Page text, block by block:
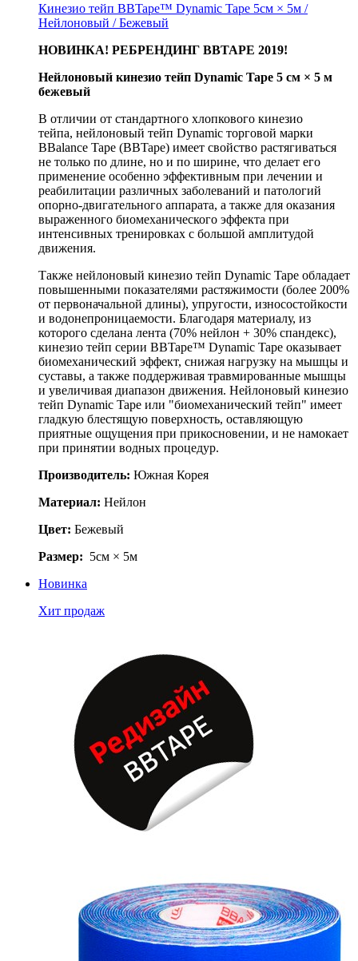
Кинезио тейп BBTape™ Dynamic Tape 5см × 5м /
Нейлоновый / Бежевый
НОВИНКА! РЕБРЕНДИНГ BBTAPE 2019!
Нейлоновый кинезио тейп Dynamic Tape 5 см × 5 м
бежевый
В отличии от стандартного хлопкового кинезио
тейпа, нейлоновый тейп Dynamic торговой марки
BBalance Tape (BBTape) имеет свойство растягиваться
не только по длине, но и по ширине, что делает его
применение особенно эффективным при лечении и
реабилитации различных заболеваний и патологий
опорно-двигательного аппарата, а также для оказания
выраженного биомеханического эффекта при
интенсивных тренировках с большой амплитудой
движения.
Также нейлоновый кинезио тейп Dynamic Tape обладает
повышенными показателями растяжимости (более 200%
от первоначальной длины), упругости, износостойкости
и водонепроницаемости. Благодаря материалу, из
которого сделана лента (70% нейлон + 30% спандекс),
кинезио тейп серии BBTape™ Dynamic Tape оказывает
биомеханический эффект, снижая нагрузку на мышцы и
суставы, а также поддерживая травмированные мышцы
и увеличивая диапазон движения. Нейлоновый кинезио
тейп Dynamic Tapе или "биомеханический тейп" имеет
гладкую блестящую поверхность, оставляющую
приятные ощущения при прикосновении, и не намокает
при принятии водных процедур.
Производитель: Южная Корея
Материал: Нейлон
Цвет: Бежевый
Размер: 5см × 5м
Новинка
Хит продаж